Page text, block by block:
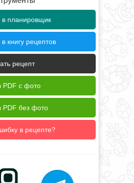
в планировщик
книгу рецептов
рецепт
PDF с фото
PDF без фото
в рецепте?